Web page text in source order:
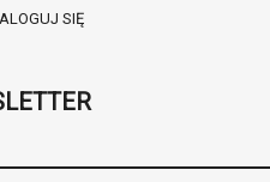
SIĘ
0,00